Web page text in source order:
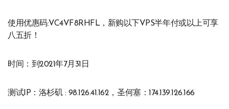
使用优惠码:VC4VF8RHFL，新购以下VPS半年付或以上可享
八五折！
时间：到2021年7月31日
测试IP：洛杉矶 : 98.126.41.162，圣何塞：174.139.126.166